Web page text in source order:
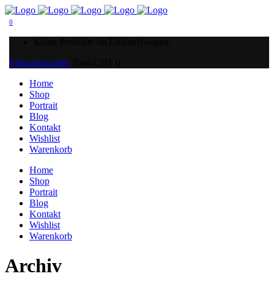
0
Einkaufswagen
Home
Shop
Portrait
Blog
Kontakt
Wishlist
Warenkorb
Home
Shop
Portrait
Blog
Kontakt
Wishlist
Warenkorb
Archiv